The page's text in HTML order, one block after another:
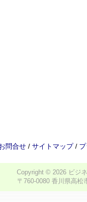
問合せ / サイトマップ/
Copyright © 2026 ビジ
〒760-0080 香川県高松